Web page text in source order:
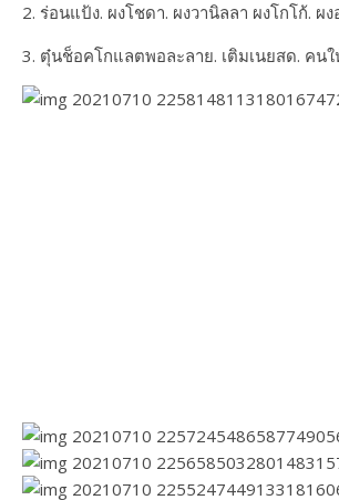
2. ร่อนแป้ง. ผงโชดา. ผงวานิลลา ผงโกโก้. ผ
3. ตุ๋นช็อคโกแลตพอละลาย. เติมเนยสด. คนใ